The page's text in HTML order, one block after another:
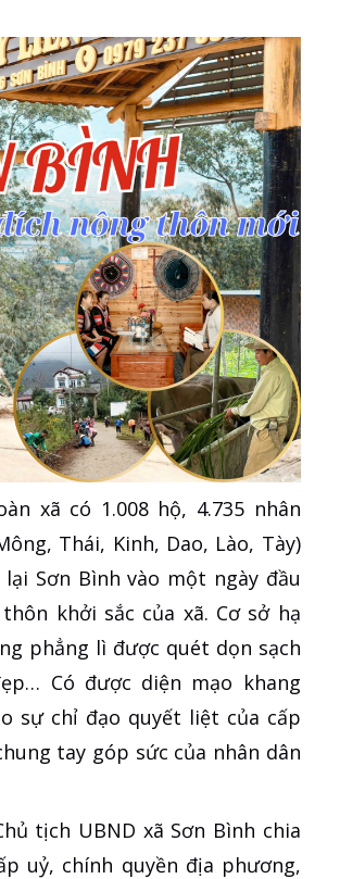
xã có 1.008 hộ, 4.735 nhân
Thái, Kinh, Dao, Lào, Tày)
Sơn Bình vào một ngày đầu
khởi sắc của xã. Cơ sở hạ
phẳng lì được quét dọn sạch
Có được diện mạo khang
sự chỉ đạo quyết liệt của cấp
tay góp sức của nhân dân
tịch UBND xã Sơn Bình chia
uỷ, chính quyền địa phương,